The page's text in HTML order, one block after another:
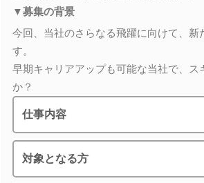
▼募集の背景
今回、当社のさらなる飛躍に向けて、新
す。
早期キャリアアップも可能な当社で、ス
か？
仕事内容
対象となる方